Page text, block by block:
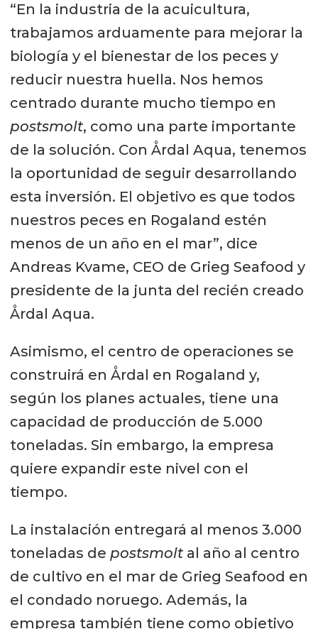
“En la industria de la acuicultura,
trabajamos arduamente para mejorar la
biología y el bienestar de los peces y
reducir nuestra huella. Nos hemos
centrado durante mucho tiempo en
postsmolt, como una parte importante
de la solución. Con Årdal Aqua, tenemos
la oportunidad de seguir desarrollando
esta inversión. El objetivo es que todos
nuestros peces en Rogaland estén
menos de un año en el mar”, dice
Andreas Kvame, CEO de Grieg Seafood y
presidente de la junta del recién creado
Årdal Aqua.
Asimismo, el centro de operaciones se
construirá en Årdal en Rogaland y,
según los planes actuales, tiene una
capacidad de producción de 5.000
toneladas. Sin embargo, la empresa
quiere expandir este nivel con el
tiempo.
La instalación entregará al menos 3.000
toneladas de postsmolt al año al centro
de cultivo en el mar de Grieg Seafood en
el condado noruego. Además, la
empresa también tiene como objetivo